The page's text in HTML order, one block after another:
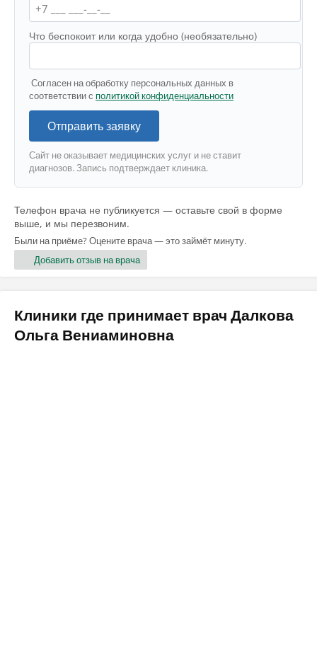
Что беспокоит или когда удобно (необязательно)
Согласен на обработку персональных данных в
соответствии с политикой конфиденциальности
Отправить заявку
Сайт не оказывает медицинских услуг и не ставит
диагнозов. Запись подтверждает клиника.
Телефон врача не публикуется — оставьте свой в форме
выше, и мы перезвоним.
Были на приёме? Оцените врача — это займёт минуту.
Добавить отзыв на врача
Клиники где принимает врач Далкова
Ольга Вениаминовна